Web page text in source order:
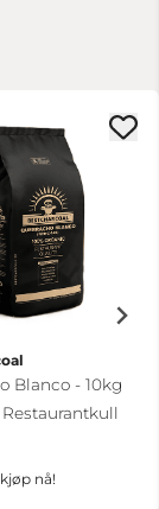
Blanco - 10kg
nå!